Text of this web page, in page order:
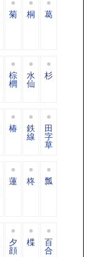
菊 桐 葛
棕
櫚
水
仙
杉
椿 鉄
線
田
字
草
蓮 柊 瓢
夕
顔
楪 百
合